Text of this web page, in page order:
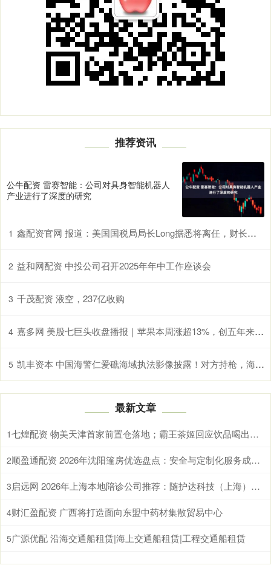
推荐资讯
公牛配资 雷赛智能：公司对具身智能机器人
产业进行了深度的研究
1 鑫配资官网 报道：美国国税局局长Long据悉将离任，财长贝森特暂时代理
2 益和网配资 中投公司召开2025年年中工作座谈会
3 千茂配资 液空，237亿收购
4 嘉多网 美股七巨头收盘播报｜苹果本周涨超13%，创五年来最大单周涨幅
5 凯丰资本 中国海警仁爱礁海域执法影像披露！对方持枪，海警大喊“冲我来” 无畏捍卫主权
最新文章
1 七煌配资 物美天津首家前置仓落地；霸王茶姬回应饮品喝出水银；
2 顺盈通配资 2026年沈阳篷房优选盘点：安全与定制化服务成关键
3 启远网 2026年上海本地陪诊公司推荐：随护达科技（上海）有限公司等值得关注
4财汇盈配资 广西将打造面向东盟中药材集散贸易中心
5广源优配 沿海交通船租赁|海上交通船租赁|工程交通船租赁